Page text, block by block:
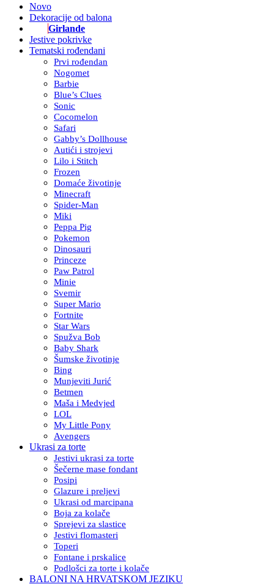
Novo
Dekoracije od balona
Girlande
Jestive pokrivke
Tematski rođendani
Prvi rođendan
Nogomet
Barbie
Blue’s Clues
Sonic
Cocomelon
Safari
Gabby’s Dollhouse
Autići i strojevi
Lilo i Stitch
Frozen
Domaće životinje
Minecraft
Spider-Man
Miki
Peppa Pig
Pokemon
Dinosauri
Princeze
Paw Patrol
Minie
Svemir
Super Mario
Fortnite
Star Wars
Spužva Bob
Baby Shark
Šumske životinje
Bing
Munjeviti Jurić
Betmen
Maša i Medvjed
LOL
My Little Pony
Avengers
Ukrasi za torte
Jestivi ukrasi za torte
Šečerne mase fondant
Posipi
Glazure i preljevi
Ukrasi od marcipana
Boja za kolače
Sprejevi za slastice
Jestivi flomasteri
Toperi
Fontane i prskalice
Podlošci za torte i kolače
BALONI NA HRVATSKOM JEZIKU